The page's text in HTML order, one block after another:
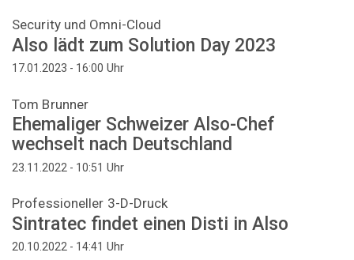
Security und Omni-Cloud
Also lädt zum Solution Day 2023
17.01.2023 - 16:00 Uhr
Tom Brunner
Ehemaliger Schweizer Also-Chef
wechselt nach Deutschland
23.11.2022 - 10:51 Uhr
Professioneller 3-D-Druck
Sintratec findet einen Disti in Also
20.10.2022 - 14:41 Uhr